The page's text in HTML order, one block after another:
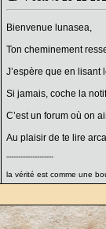
Bienvenue lunasea,
Ton cheminement
J’espère que en lisant
Si jamais, coche la
C’est un forum où on
Au plaisir de te lire
--------------------
la vérité est comme une